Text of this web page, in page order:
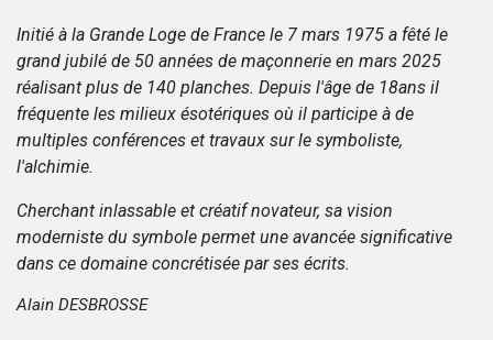
Initié à la Grande Loge de France le 7 mars 1975 a fêté le
grand jubilé de 50 années de maçonnerie en mars 2025
réalisant plus de 140 planches. Depuis l'âge de 18ans il
fréquente les milieux ésotériques où il participe à de
multiples conférences et travaux sur le symboliste,
l'alchimie.
Cherchant inlassable et créatif novateur, sa vision
moderniste du symbole permet une avancée significative
dans ce domaine concrétisée par ses écrits.
Alain DESBROSSE